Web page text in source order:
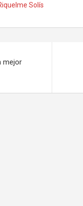
Solís
mejor